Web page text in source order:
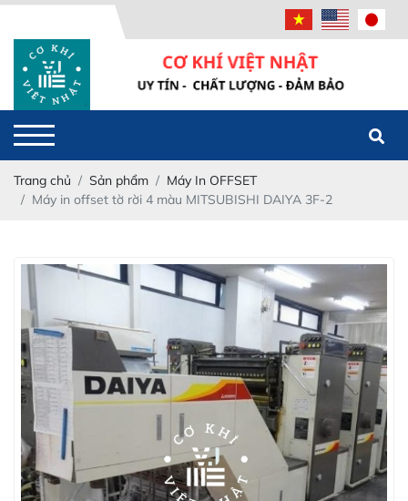
Powered
by
Translate
Trang chủ Sản phẩm
Máy In OFFSET
Máy in offset tờ rời 4 màu MITSUBISHI DAIYA 3F-2